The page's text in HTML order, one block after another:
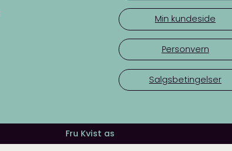
Min kundeside
Personvern
Salgsbetingelser
Fru Kvist as